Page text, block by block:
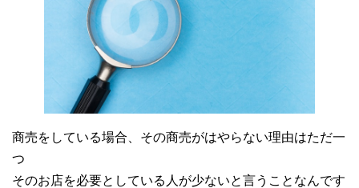
商売をしている場合、その商売がはやらない理由はただ一
つ
そのお店を必要としている人が少ないと言うことなんです